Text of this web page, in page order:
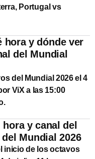
Portugal vs
hora y dónde ver
del Mundial
del Mundial 2026 el 4
ViX a las 15:00
hora y canal del
Mundial 2026
inicio de los octavos